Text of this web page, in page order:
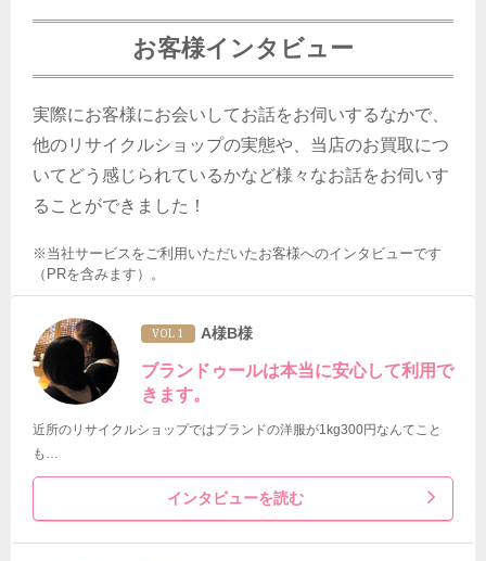
お客様インタビュー
実際にお客様にお会いしてお話をお伺いするなかで、
他のリサイクルショップの実態や、当店のお買取につ
いてどう感じられているかなど様々なお話をお伺いす
ることができました！
※当社サービスをご利用いただいたお客様へのインタビューです
（PRを含みます）。
VOL 1 A様B様
ブランドゥールは本当に安心して利用で
きます。
近所のリサイクルショップではブランドの洋服が1kg300円なんてこと
も…
インタビューを読む